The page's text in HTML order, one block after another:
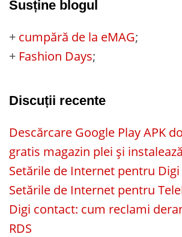
Susține blogul
+ cumpără de la eMAG;
+ Fashion Days;
Discuții recente
Descărcare Google Play APK
gratis magazin plei și
Setările de Internet pentru
Setările de Internet pentru
Digi contact: cum reclami
RDS